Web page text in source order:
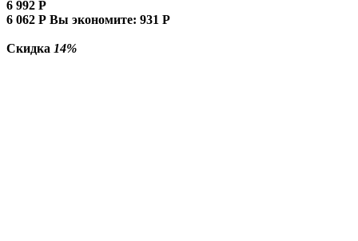
6 992 Р
6 062 Р Вы экономите: 931 Р
Скидка 14%